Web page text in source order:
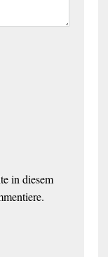
in diesem